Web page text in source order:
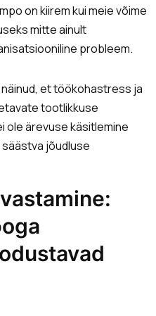
on kiirem kui meie võime
mitte ainult
probleem.
et töökohastress ja
tootlikkuse
ole ärevuse käsitlemine
jõudluse